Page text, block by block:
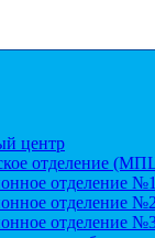
центр
отделение
отделение
отделение
отделение